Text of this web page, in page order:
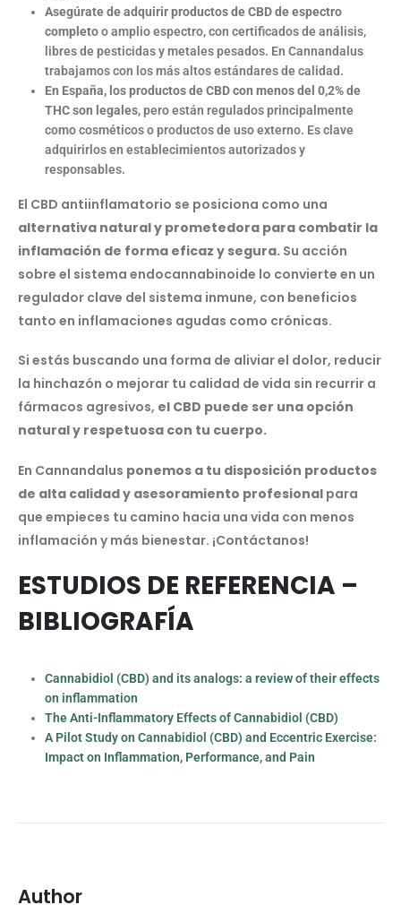
Asegúrate de adquirir productos de CBD de espectro
completoo amplio espectro, con certificados de análisis,
libres de pesticidas y metales pesados. En Cannandalus
trabajamos con los más altos estándares de calidad.
En España, los productos de CBD con menos del 0,2% de
THC son legales, pero están regulados principalmente
como cosméticos o productos de uso externo. Es clave
adquirirlos en establecimientos autorizados y
responsables.
El CBD antiinflamatorio se posiciona como una
alternativa natural y prometedora para combatir la
inflamación de forma eficaz y segura. Su acción
sobre el sistema endocannabinoide lo convierte en un
regulador clave del sistema inmune, con beneficios
tanto en inflamaciones agudas como crónicas.
Si estás buscando una forma de aliviar el dolor, reducir
la hinchazón o mejorar tu calidad de vida sin recurrir a
fármacos agresivos, el CBD puede ser una opción
natural y respetuosa con tu cuerpo.
En Cannandalus ponemos a tu disposición productos
de alta calidad y asesoramiento profesional para
que empieces tu camino hacia una vida con menos
inflamación y más bienestar. ¡Contáctanos!
ESTUDIOS DE REFERENCIA –
BIBLIOGRAFÍA
Cannabidiol (CBD) and its analogs: a review of their effects
on inflammation
The Anti-Inflammatory Effects of Cannabidiol (CBD)
A Pilot Study on Cannabidiol (CBD) and Eccentric Exercise:
Impact on Inflammation, Performance, and Pain
Author